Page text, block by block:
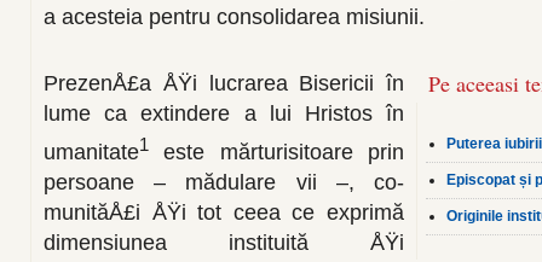
a acesteia pen­tru consolidarea misiunii.
Pe aceeasi
Puterea iubirii
Episcopat și
Originile
PrezenÅ£a ÅŸi lucrarea Bisericii în
lume ca extindere a lui Hristos în
umanitate1
este măr­turisitoare prin
persoane – mădulare vii –, co­
munităÅ£i ÅŸi tot ceea ce exprimă
dimensiunea instituită ÅŸi